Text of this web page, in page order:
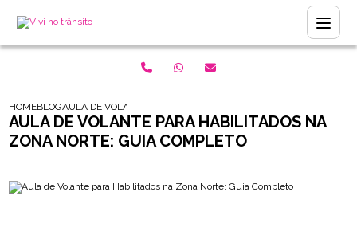
HOMEBLOGAULA DE VOLANTE PARA HABILITADOS NA ZONA NORTE: GUIA
AULA DE VOLANTE PARA HABILITADOS NA
ZONA NORTE: GUIA COMPLETO